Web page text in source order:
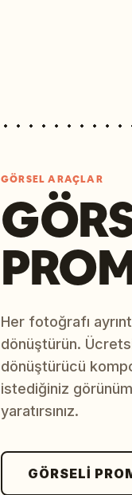
GÖRSEL ARAÇLAR
Her fotoğrafı
dönüştürün.
dönüştürücü
istediğiniz
yaratırsınız.
GÖRSELI